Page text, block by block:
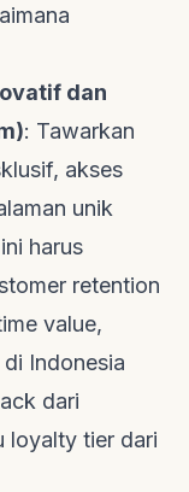
dan
): Tawarkan
akses
unik
harus
retention
value,
Indonesia
dari
loyalty tier dari